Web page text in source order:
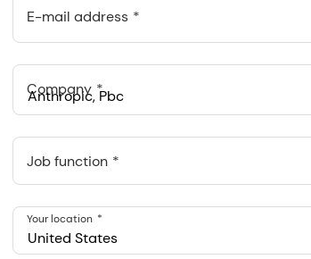
E-mail address
Company
Anthropic, PBC
548 Market St Pmb 90375, San Francisco, California, US
Job function
United States
Your location